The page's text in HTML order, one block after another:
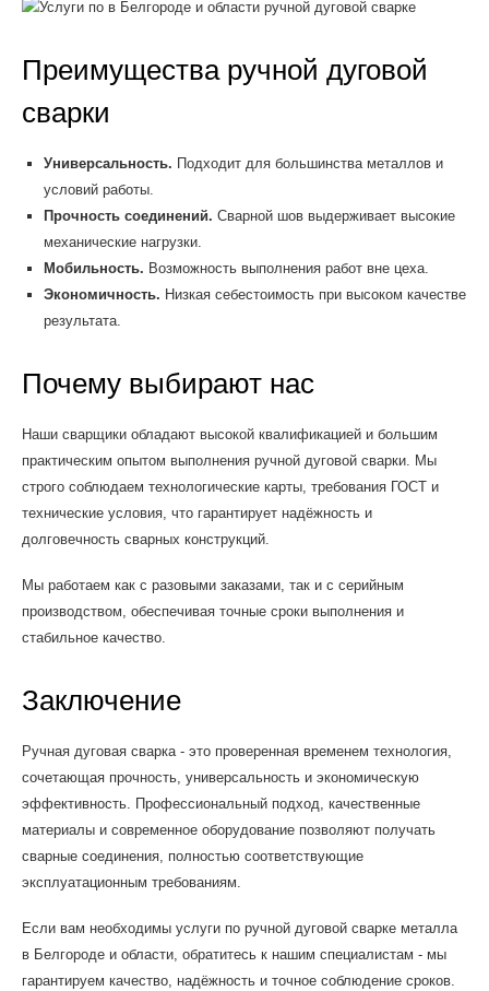
Преимущества ручной дуговой
сварки
Универсальность. Подходит для большинства металлов и
условий работы.
Прочность соединений. Сварной шов выдерживает высокие
механические нагрузки.
Мобильность. Возможность выполнения работ вне цеха.
Экономичность. Низкая себестоимость при высоком качестве
результата.
Почему выбирают нас
Наши сварщики обладают высокой квалификацией и большим
практическим опытом выполнения ручной дуговой сварки. Мы
строго соблюдаем технологические карты, требования ГОСТ и
технические условия, что гарантирует надёжность и
долговечность сварных конструкций.
Мы работаем как с разовыми заказами, так и с серийным
производством, обеспечивая точные сроки выполнения и
стабильное качество.
Заключение
Ручная дуговая сварка - это проверенная временем технология,
сочетающая прочность, универсальность и экономическую
эффективность. Профессиональный подход, качественные
материалы и современное оборудование позволяют получать
сварные соединения, полностью соответствующие
эксплуатационным требованиям.
Если вам необходимы услуги по ручной дуговой сварке металла
в Белгороде и области, обратитесь к нашим специалистам - мы
гарантируем качество, надёжность и точное соблюдение сроков.